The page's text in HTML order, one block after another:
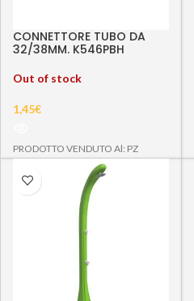
CONNETTORE TUBO DA
32/38MM. K546PBH
Out of stock
1,45€
PRODOTTO VENDUTO Al: PZ